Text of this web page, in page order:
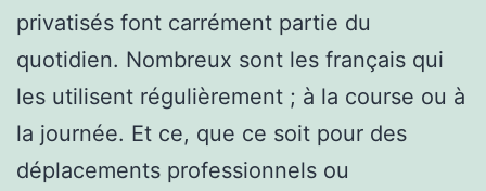
privatisés font carrément partie du
quotidien. Nombreux sont les français qui
les utilisent régulièrement ; à la course ou à
la journée. Et ce, que ce soit pour des
déplacements professionnels ou